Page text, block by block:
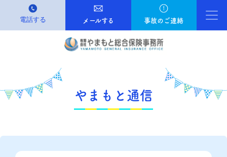
電話する メールする 事故のご連絡
やまもと通信